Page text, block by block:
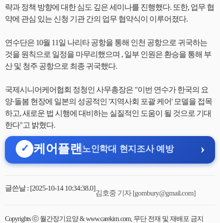
략과 정책 방향에 대한 심도 깊은 세미나를 진행했다. 또한, 업무 협
약에 관심 있는 신청 기관 간의 업무 협약식이 이루어졌다.
연수단은 10월 11일 나리타 공항을 통해 인천 공항으로 귀국하는
것을 원칙으로 일정을 마무리했으며 , 일부 인원은 환승을 통해 부
산 및 청주 공항으로 최종 귀국했다.
국제시니어케어협회 정청인 사무총장은 "이번 연수가 한국의 요
양·돌봄 현장에 일본의 성공적인 '지역사회 포괄 케어' 모델을 접목
하고, 새로운 법 시행에 대비하는 실질적인 도움이 될 것으로 기대
한다"고 밝혔다.
✓ 케어플랜 노인학대 현지조사 예방 ›
글쓴날 : [2025-10-14 10:34:38.0]
김호중 기자 [gombury@gmail.com]
Copyrights ⓒ 월간장기요양 & www.carekim.com, 무단 전재 및 재배포 금지